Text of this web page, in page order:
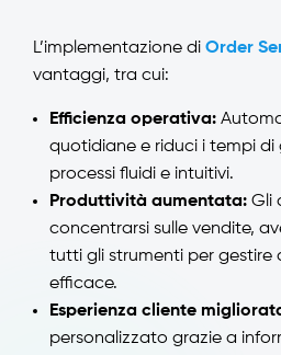
L’implementazione di Order
vantaggi, tra cui:
Efficienza operativa:
quotidiane e riduci i tempi di
processi fluidi e intuitivi.
Produttività aumentata: Gli
concentrarsi sulle vendite,
tutti gli strumenti per gestire
efficace.
Esperienza cliente
personalizzato grazie a